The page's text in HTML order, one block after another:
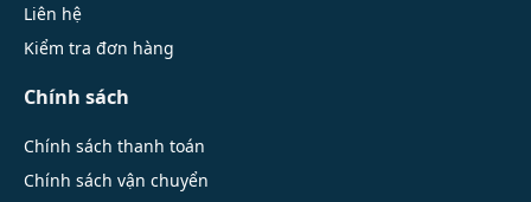
Liên hệ
Kiểm tra đơn hàng
Chính sách
Chính sách thanh toán
Chính sách vận chuyển